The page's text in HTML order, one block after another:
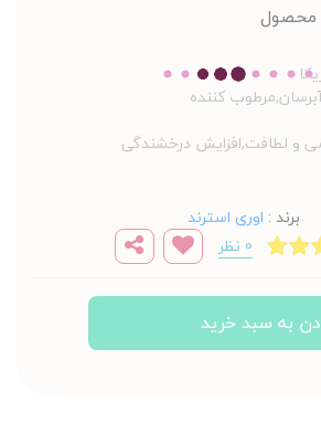
محصول
کننده
و لطافت,افزایش درخشندگی
برند : اوری استرند
0 نظر
به سبد خرید